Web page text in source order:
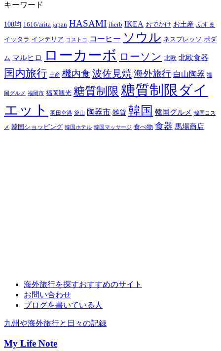
キーワード
100均 1616/arita japan HASAMI iherb IKEA おでかけ お土産 ふすま
イッタラ インテリア コストコ コーヒー ソウル ネスプレッソ ポダ
ム マルヒロ ローカーボ ローソン 北欧 北欧食器
国内旅行 土産 機内食 波佐見焼 海外旅行 白山陶器 福
岡グルメ 福岡市 福岡観光 糖質制限 糖質制限ダイ
エット
羽田空港 釜山 陶器市 雑貨 韓国 韓国グルメ 韓国コス
メ 韓国ショッピング 韓国ホテル 韓国マッサージ 食べ物 食器 馬場商店
海外旅行を探すおすすめのサイト
お問い合わせ
ブログを書いている人
九州や海外旅行と日々の記録
My Life Note